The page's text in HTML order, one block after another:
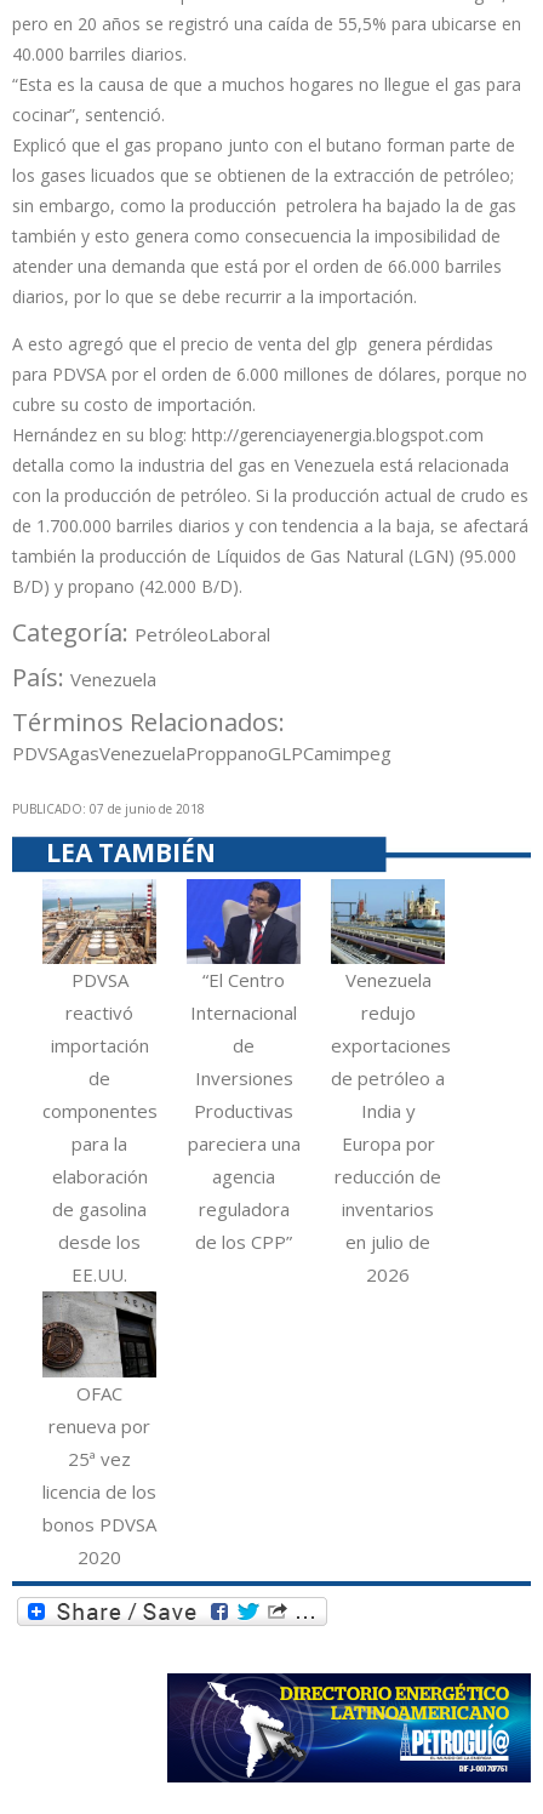
pero en 20 años se registró una caída de 55,5% para ubicarse en
40.000 barriles diarios.
“Esta es la causa de que a muchos hogares no llegue el gas para
cocinar”, sentenció.
Explicó que el gas propano junto con el butano forman parte de
los gases licuados que se obtienen de la extracción de petróleo;
sin embargo, como la producción petrolera ha bajado la de gas
también y esto genera como consecuencia la imposibilidad de
atender una demanda que está por el orden de 66.000 barriles
diarios, por lo que se debe recurrir a la importación.
A esto agregó que el precio de venta del glp genera pérdidas
para PDVSA por el orden de 6.000 millones de dólares, porque no
cubre su costo de importación.
Hernández en su blog: http://gerenciayenergia.blogspot.com
detalla como la industria del gas en Venezuela está relacionada
con la producción de petróleo. Si la producción actual de crudo es
de 1.700.000 barriles diarios y con tendencia a la baja, se afectará
también la producción de Líquidos de Gas Natural (LGN) (95.000
B/D) y propano (42.000 B/D).
Categoría: PetróleoLaboral
País: Venezuela
Términos Relacionados:
PDVSAgasVenezuelaProppanoGLPCamimpeg
PUBLICADO: 07 de junio de 2018
LEA TAMBIÉN
PDVSA
reactivó
importación
de
componentes
para la
elaboración
de gasolina
desde los
EE.UU.
“El Centro
Internacional
de
Inversiones
Productivas
pareciera una
agencia
reguladora
de los CPP”
Venezuela
redujo
exportaciones
de petróleo a
India y
Europa por
reducción de
inventarios
en julio de
2026
OFAC
renueva por
25ª vez
licencia de los
bonos PDVSA
2020